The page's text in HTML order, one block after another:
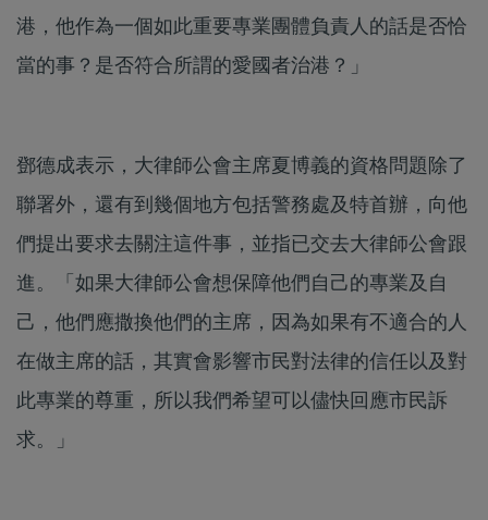
港，他作為一個如此重要專業團體負責人的話是否恰
當的事？是否符合所謂的愛國者治港？」
鄧德成表示，大律師公會主席夏博義的資格問題除了
聯署外，還有到幾個地方包括警務處及特首辦，向他
們提出要求去關注這件事，並指已交去大律師公會跟
進。「如果大律師公會想保障他們自己的專業及自
己，他們應撒換他們的主席，因為如果有不適合的人
在做主席的話，其實會影響市民對法律的信任以及對
此專業的尊重，所以我們希望可以儘快回應市民訴
求。」